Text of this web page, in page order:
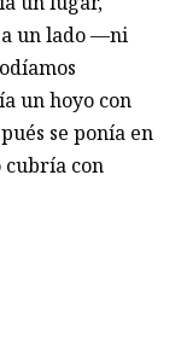
un lado —ni
un hoyo con
se ponía en
cubría con